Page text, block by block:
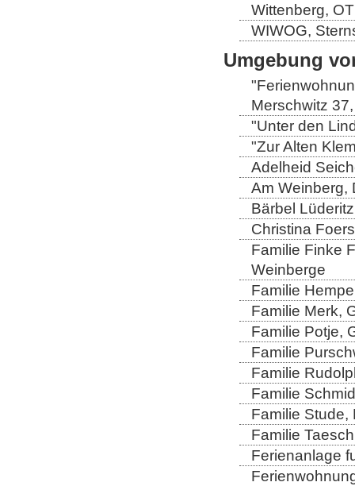
Wittenberg,
WIWOG,
Umgebung
Merschwitz
"Unter den
"Zur Alten
Adelheid
Am Weinberg,
Bärbel
Christina
Familie Finke
Weinberge
Familie
Familie Merk,
Familie Potje,
Familie
Familie
Familie
Familie Stude,
Familie
Ferienanlage